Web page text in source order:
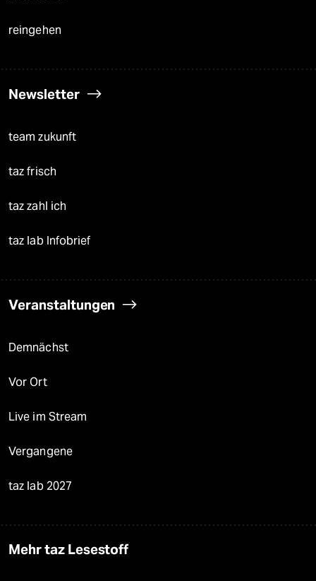
reingehen
Newsletter
team zukunft
taz frisch
taz zahl ich
taz lab Infobrief
Veranstaltungen
Demnächst
Vor Ort
Live im Stream
Vergangene
taz lab 2027
Mehr taz Lesestoff